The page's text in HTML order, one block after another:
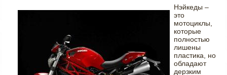
Нэйкеды –
это
мотоциклы,
которые
полностью
лишены
пластика, но
обладают
дерзким